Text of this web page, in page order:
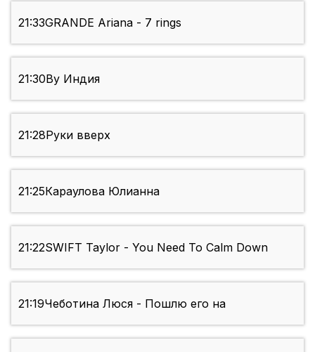
21:33GRANDE Ariana - 7 rings
21:30By Индия
21:28Руки вверх
21:25Караулова Юлианна
21:22SWIFT Taylor - You Need To Calm Down
21:19Чеботина Люся - Пошлю его на